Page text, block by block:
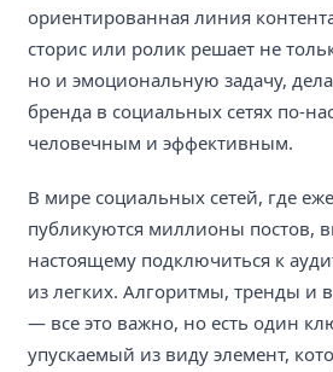
ориентированная линия
сторис или ролик решает не
но и эмоциональную задачу,
бренда в социальных сетях по-
человечным и эффективным.
В мире социальных сетей, где
публикуются миллионы постов,
настоящему подключиться к
из легких. Алгоритмы, тренды и
— все это важно, но есть один
упускаемый из виду элемент,